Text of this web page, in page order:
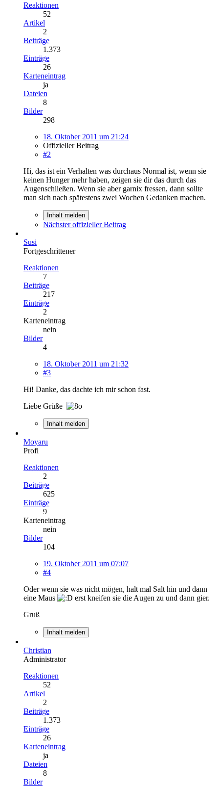
Reaktionen
52
Artikel
2
Beiträge
1.373
Einträge
26
Karteneintrag
ja
Dateien
8
Bilder
298
18. Oktober 2011 um 21:24
Offizieller Beitrag
#2
Hi, das ist ein Verhalten was durchaus Normal ist, wenn sie
keinen Hunger mehr haben, zeigen sie dir das durch das
Augenschließen. Wenn sie aber garnix fressen, dann sollte
man sich nach spätestens zwei Wochen Gedanken machen.
Inhalt melden
Nächster offizieller Beitrag
Susi
Fortgeschrittener
Reaktionen
7
Beiträge
217
Einträge
2
Karteneintrag
nein
Bilder
4
18. Oktober 2011 um 21:32
#3
Hi! Danke, das dachte ich mir schon fast.
Liebe Grüße
Inhalt melden
Moyaru
Profi
Reaktionen
2
Beiträge
625
Einträge
9
Karteneintrag
nein
Bilder
104
19. Oktober 2011 um 07:07
#4
Oder wenn sie was nicht mögen, halt mal Salt hin und dann
eine Maus
erst kneifen sie die Augen zu und dann gier.
Gruß
Inhalt melden
Christian
Administrator
Reaktionen
52
Artikel
2
Beiträge
1.373
Einträge
26
Karteneintrag
ja
Dateien
8
Bilder